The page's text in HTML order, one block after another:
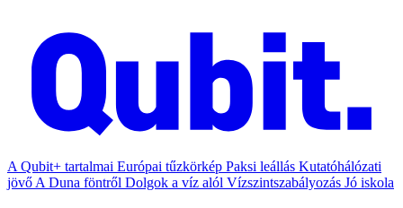
A Qubit+ tartalmai Európai tűzkörkép Paksi leállás Kutatóhálózati
jövő A Duna föntről Dolgok a víz alól Vízszintszabályozás Jó iskola